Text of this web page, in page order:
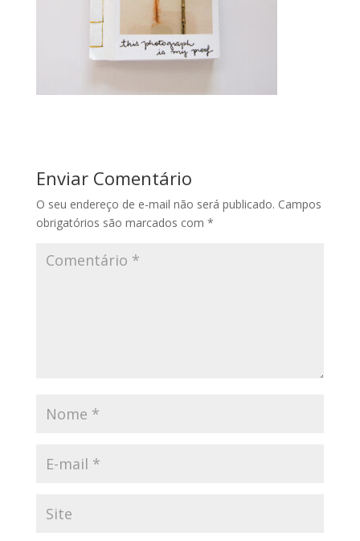
Enviar Comentário
O seu endereço de e-mail não será publicado. Campos
obrigatórios são marcados com *